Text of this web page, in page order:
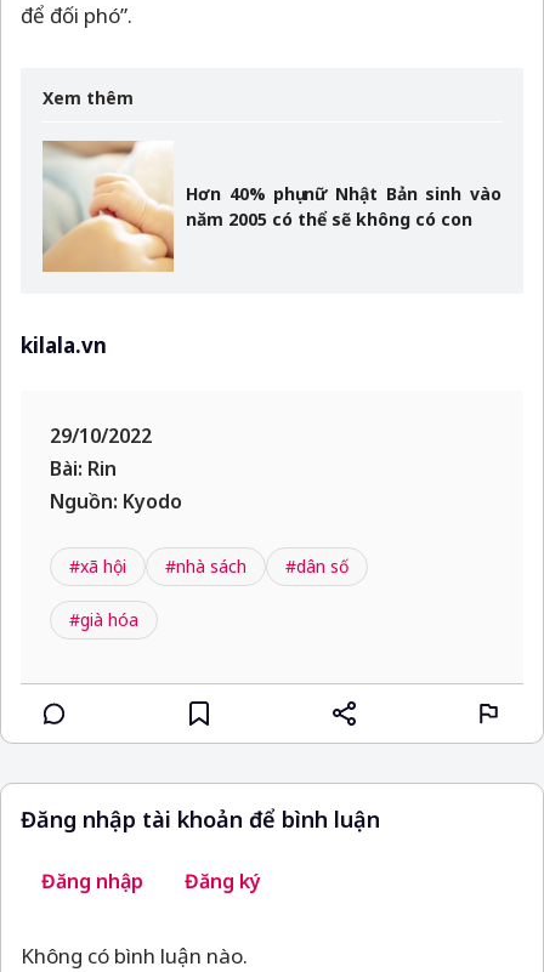
để đối phó”.
Xem thêm
Hơn 40% phụ nữ Nhật Bản sinh vào
năm 2005 có thể sẽ không có con
kilala.vn
29/10/2022
Bài: Rin
Nguồn: Kyodo
#xã hội #nhà sách #dân số
#già hóa
Đăng nhập tài khoản để bình luận
Đăng nhập Đăng ký
Không có bình luận nào.